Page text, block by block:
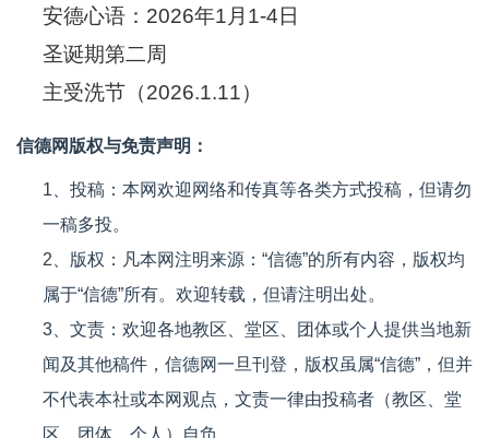
安德心语：2026年1月1-4日
圣诞期第二周
主受洗节（2026.1.11）
信德网版权与免责声明：
1、投稿：本网欢迎网络和传真等各类方式投稿，但请勿
一稿多投。
2、版权：凡本网注明来源：“信德”的所有内容，版权均
属于“信德”所有。欢迎转载，但请注明出处。
3、文责：欢迎各地教区、堂区、团体或个人提供当地新
闻及其他稿件，信德网一旦刊登，版权虽属“信德”，但并
不代表本社或本网观点，文责一律由投稿者（教区、堂
区、团体、个人）自负。